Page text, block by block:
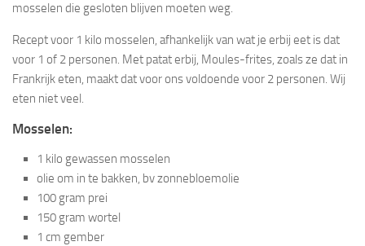
mosselen die gesloten blijven moeten weg.
Recept voor 1 kilo mosselen, afhankelijk van wat je erbij eet is dat
voor 1 of 2 personen. Met patat erbij, Moules-frites, zoals ze dat in
Frankrijk eten, maakt dat voor ons voldoende voor 2 personen. Wij
eten niet veel.
Mosselen:
1 kilo gewassen mosselen
olie om in te bakken, bv zonnebloemolie
100 gram prei
150 gram wortel
1 cm gember